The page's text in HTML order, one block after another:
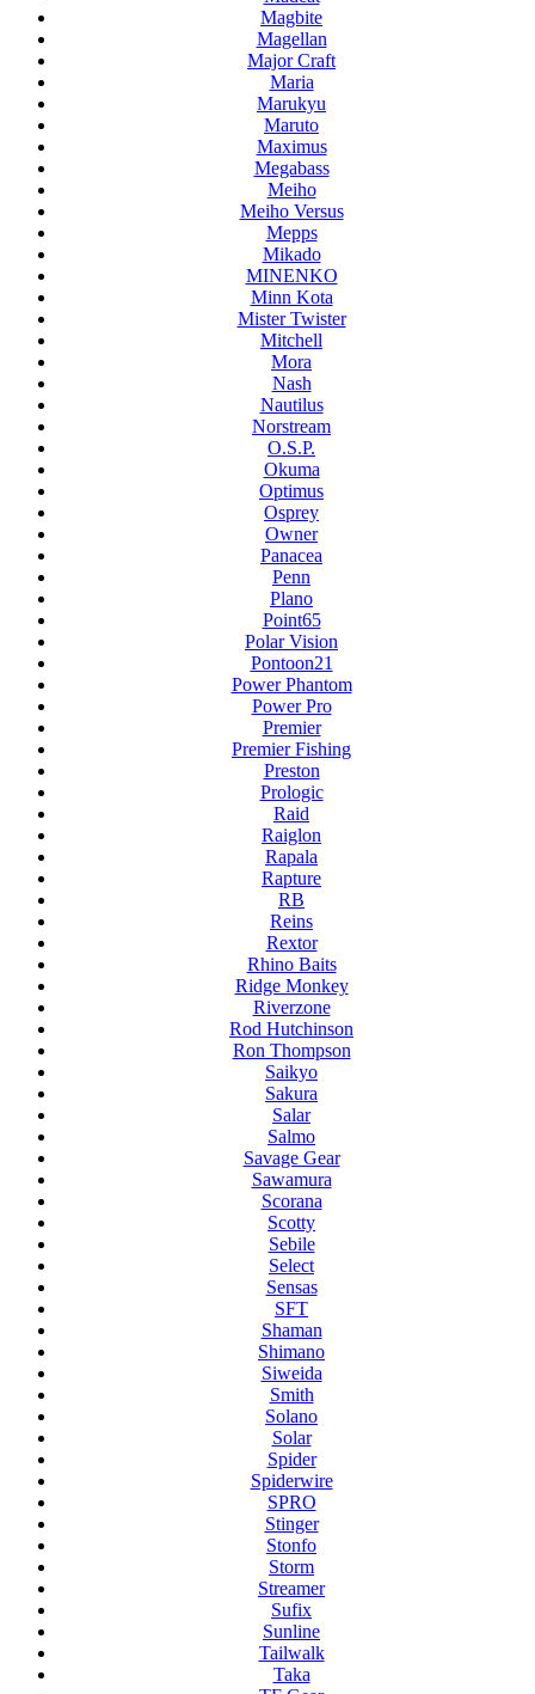
Magbite
Magellan
Major Craft
Maria
Marukyu
Maruto
Maximus
Megabass
Meiho
Meiho Versus
Mepps
Mikado
MINENKO
Minn Kota
Mister Twister
Mitchell
Mora
Nash
Nautilus
Norstream
O.S.P.
Okuma
Optimus
Osprey
Owner
Panacea
Penn
Plano
Point65
Polar Vision
Pontoon21
Power Phantom
Power Pro
Premier
Premier Fishing
Preston
Prologic
Raid
Raiglon
Rapala
Rapture
RB
Reins
Rextor
Rhino Baits
Ridge Monkey
Riverzone
Rod Hutchinson
Ron Thompson
Saikyo
Sakura
Salar
Salmo
Savage Gear
Sawamura
Scorana
Scotty
Sebile
Select
Sensas
SFT
Shaman
Shimano
Siweida
Smith
Solano
Solar
Spider
Spiderwire
SPRO
Stinger
Stonfo
Storm
Streamer
Sufix
Sunline
Tailwalk
Taka